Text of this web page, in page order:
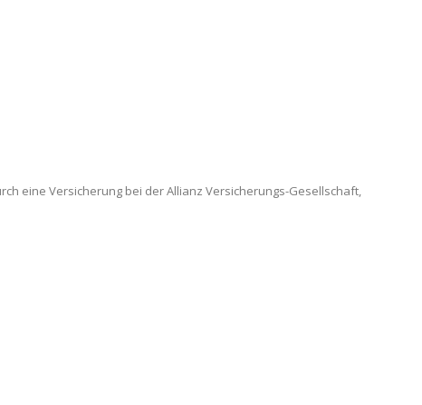
eine Versicherung bei der Allianz Versicherungs-Gesellschaft,